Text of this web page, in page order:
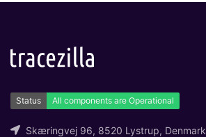
Skæringvej 96, 8520 Lystrup, Denmark